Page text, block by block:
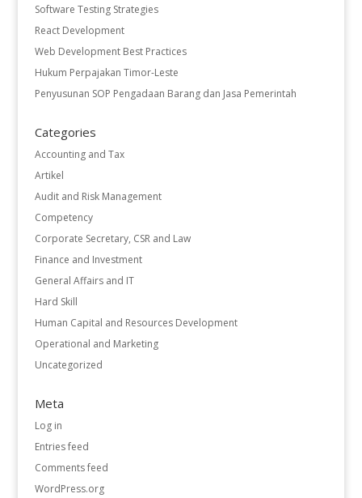
Software Testing Strategies
React Development
Web Development Best Practices
Hukum Perpajakan Timor-Leste
Penyusunan SOP Pengadaan Barang dan Jasa Pemerintah
Categories
Accounting and Tax
Artikel
Audit and Risk Management
Competency
Corporate Secretary, CSR and Law
Finance and Investment
General Affairs and IT
Hard Skill
Human Capital and Resources Development
Operational and Marketing
Uncategorized
Meta
Log in
Entries feed
Comments feed
WordPress.org